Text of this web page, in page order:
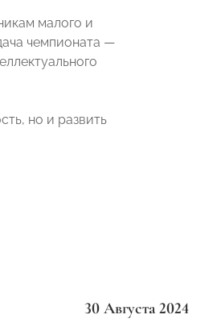
малого и
чемпионата —
но и развить
30 Августа 2024